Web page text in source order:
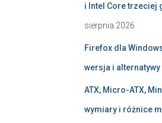
i Intel Core trzeciej
sierpnia 2026
Firefox dla
wersja i alternatywy
ATX, Micro-ATX,
wymiary i różnice